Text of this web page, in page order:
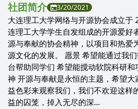
社团简介 3/20/2021
大连理工大学网络与开源协会成立于
连理工大学学生自发组成的开源爱好
源与奉献的协会精神，以项目和热爱
源文化的发展。 愿景 希望能通过我
台帮助同学们 希望能搅动软院科研
神 开源与奉献是永恒的主题，希望
益色彩来观察我们，我们不欢迎这样
益的囚笼，掉入无尽的深...